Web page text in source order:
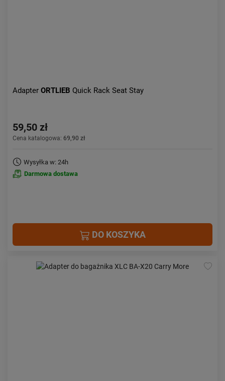
Adapter ORTLIEB Quick Rack Seat Stay
59,50 zł
Cena katalogowa: 69,90 zł
Wysyłka w: 24h
Darmowa dostawa
DO KOSZYKA